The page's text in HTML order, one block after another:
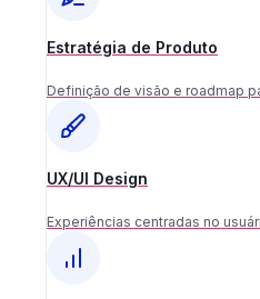
Estratégia de Produto
Definição de visão e roadmap
UX/UI Design
Experiências centradas no